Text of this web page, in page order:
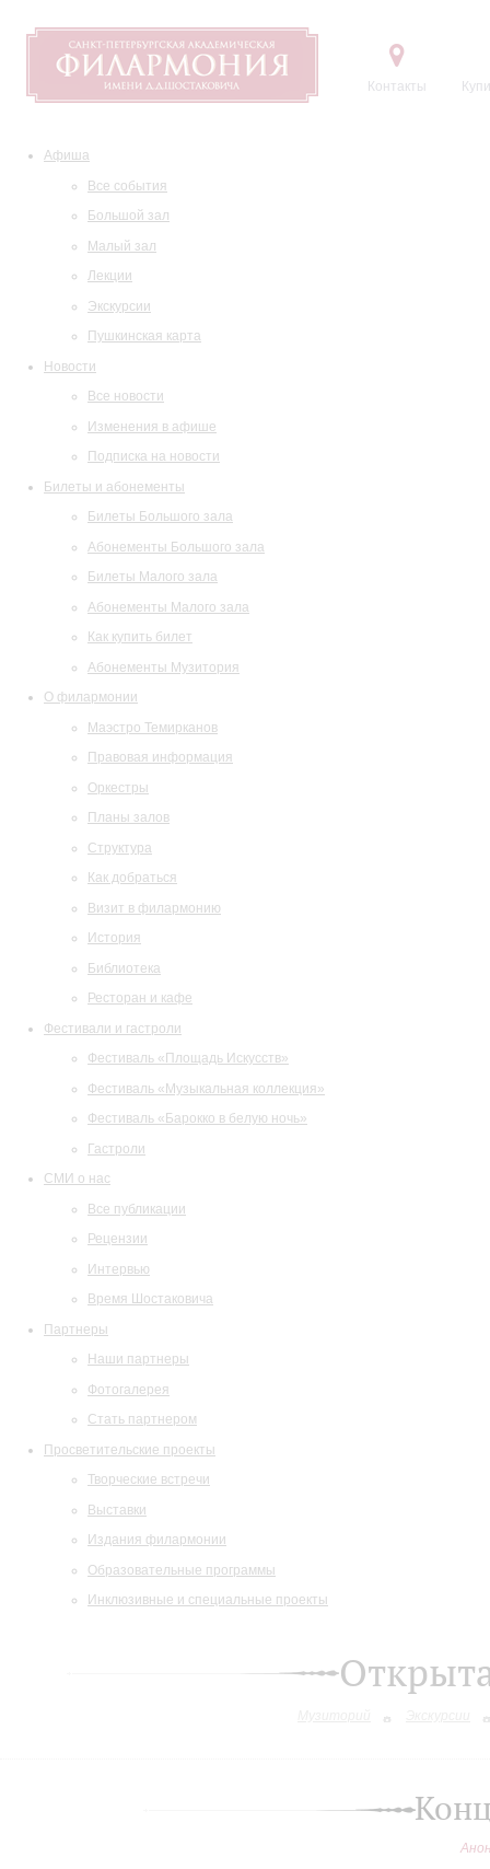
Контакты
Афиша
Все события
Большой зал
Малый зал
Лекции
Экскурсии
Пушкинская карта
Новости
Все новости
Изменения в афише
Подписка на новости
Билеты и абонементы
Билеты Большого зала
Абонементы Большого зала
Билеты Малого зала
Абонементы Малого зала
Как купить билет
Абонементы Музитория
О филармонии
Маэстро Темирканов
Правовая информация
Оркестры
Планы залов
Структура
Как добраться
Визит в филармонию
История
Библиотека
Ресторан и кафе
Фестивали и гастроли
Фестиваль «Площадь Искусств»
Фестиваль «Музыкальная коллекция»
Фестиваль «Барокко в белую ночь»
Гастроли
СМИ о нас
Все публикации
Рецензии
Интервью
Время Шостаковича
Партнеры
Наши партнеры
Фотогалерея
Стать партнером
Просветительские проекты
Творческие встречи
Выставки
Издания филармонии
Образовательные программы
Инклюзивные и специальные проекты